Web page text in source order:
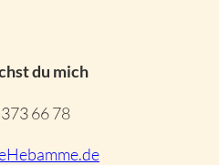
du mich
66 78